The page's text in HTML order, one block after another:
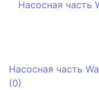
Насосная часть
(0)